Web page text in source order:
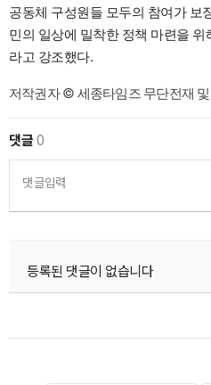
공동체 구성원들 모두의 참여가 보
민의 일상에 밀착한 정책 마련을 위
라고 강조했다.
저작권자 © 세종타임즈 무단전재
댓글0
댓글입력
등록된 댓글이 없습니다